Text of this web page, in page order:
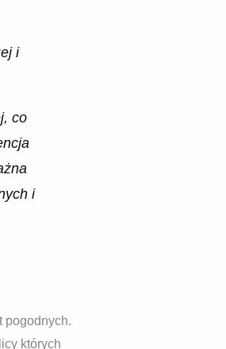
i
co
i
pogodnych.
których